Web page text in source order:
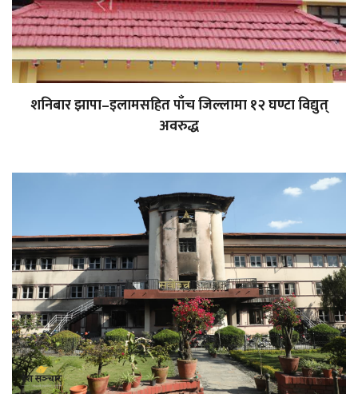
शनिबार झापा–इलामसहित पाँच जिल्लामा १२ घण्टा विद्युत्
अवरुद्ध